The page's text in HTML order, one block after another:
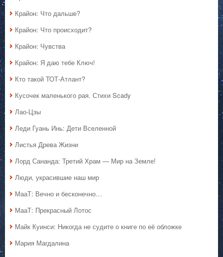
Крайон: Что дальше?
Крайон: Что происходит?
Крайон: Чувства
Крайон: Я даю тебе Ключ!
Кто такой ТОТ-Атлант?
Кусочек маленького рая. Стихи Scady
Лао-Цзы
Леди Гуань Инь: Дети Вселенной
Листья Древа Жизни
Лорд Сананда: Третий Храм — Мир на Земле!
Люди, украсившие наш мир
МааТ: Вечно и бесконечно…
МааТ: Прекрасный Лотос
Майк Куинси: Никогда не судите о книге по её обложке
Мария Магдалина